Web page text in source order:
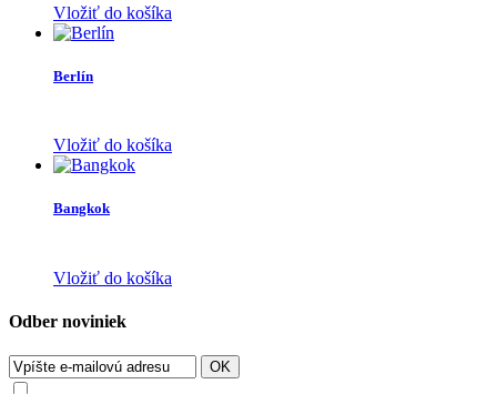
Vložiť do košíka
Berlín
Vložiť do košíka
Bangkok
Vložiť do košíka
Odber noviniek
OK